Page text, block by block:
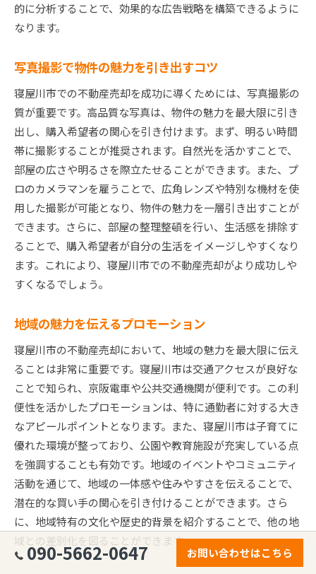
的に分析することで、効果的な広告戦略を構築できるように
なります。
写真撮影で物件の魅力を引き出すコツ
寝屋川市での不動産売却を成功に導くためには、写真撮影の
質が重要です。高品質な写真は、物件の魅力を最大限に引き
出し、購入希望者の関心を引き付けます。まず、明るい時間
帯に撮影することが推奨されます。自然光を活かすことで、
部屋の広さや明るさを際立たせることができます。また、プ
ロのカメラマンを雇うことで、広角レンズや特別な機材を使
用した撮影が可能となり、物件の魅力を一層引き出すことが
できます。さらに、部屋の整理整頓を行い、生活感を排除す
ることで、購入希望者が自分の生活をイメージしやすくなり
ます。これにより、寝屋川市での不動産売却がより成功しや
すくなるでしょう。
地域の魅力を伝えるプロモーション
寝屋川市の不動産売却において、地域の魅力を最大限に伝え
ることは非常に重要です。寝屋川市は交通アクセスが良好な
ことで知られ、京阪電車や公共交通機関が便利です。この利
便性を活かしたプロモーションは、特に通勤者に対する大き
なアピールポイントとなります。また、寝屋川市は子育てに
優れた環境が整っており、公園や教育施設が充実している点
を強調することも有効です。地域のイベントやコミュニティ
活動を通じて、地域の一体感や住みやすさを伝えることで、
潜在的な買い手の関心を引き付けることができます。さら
に、地域特有の文化や歴史的背景を紹介することで、他の地
域との差別化を図ることができます。
090-5662-0647 お問い合わせはこちら